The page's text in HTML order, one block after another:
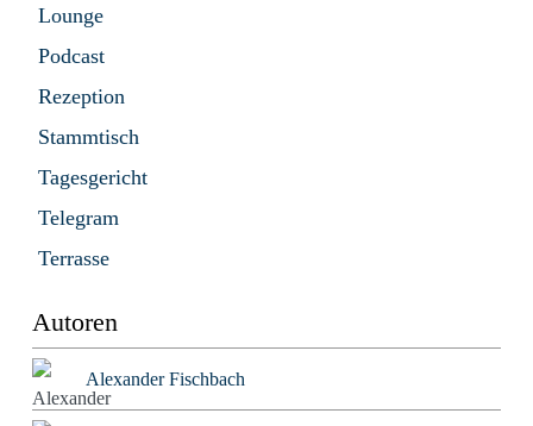
Lounge
Podcast
Rezeption
Stammtisch
Tagesgericht
Telegram
Terrasse
Autoren
Alexander Fischbach